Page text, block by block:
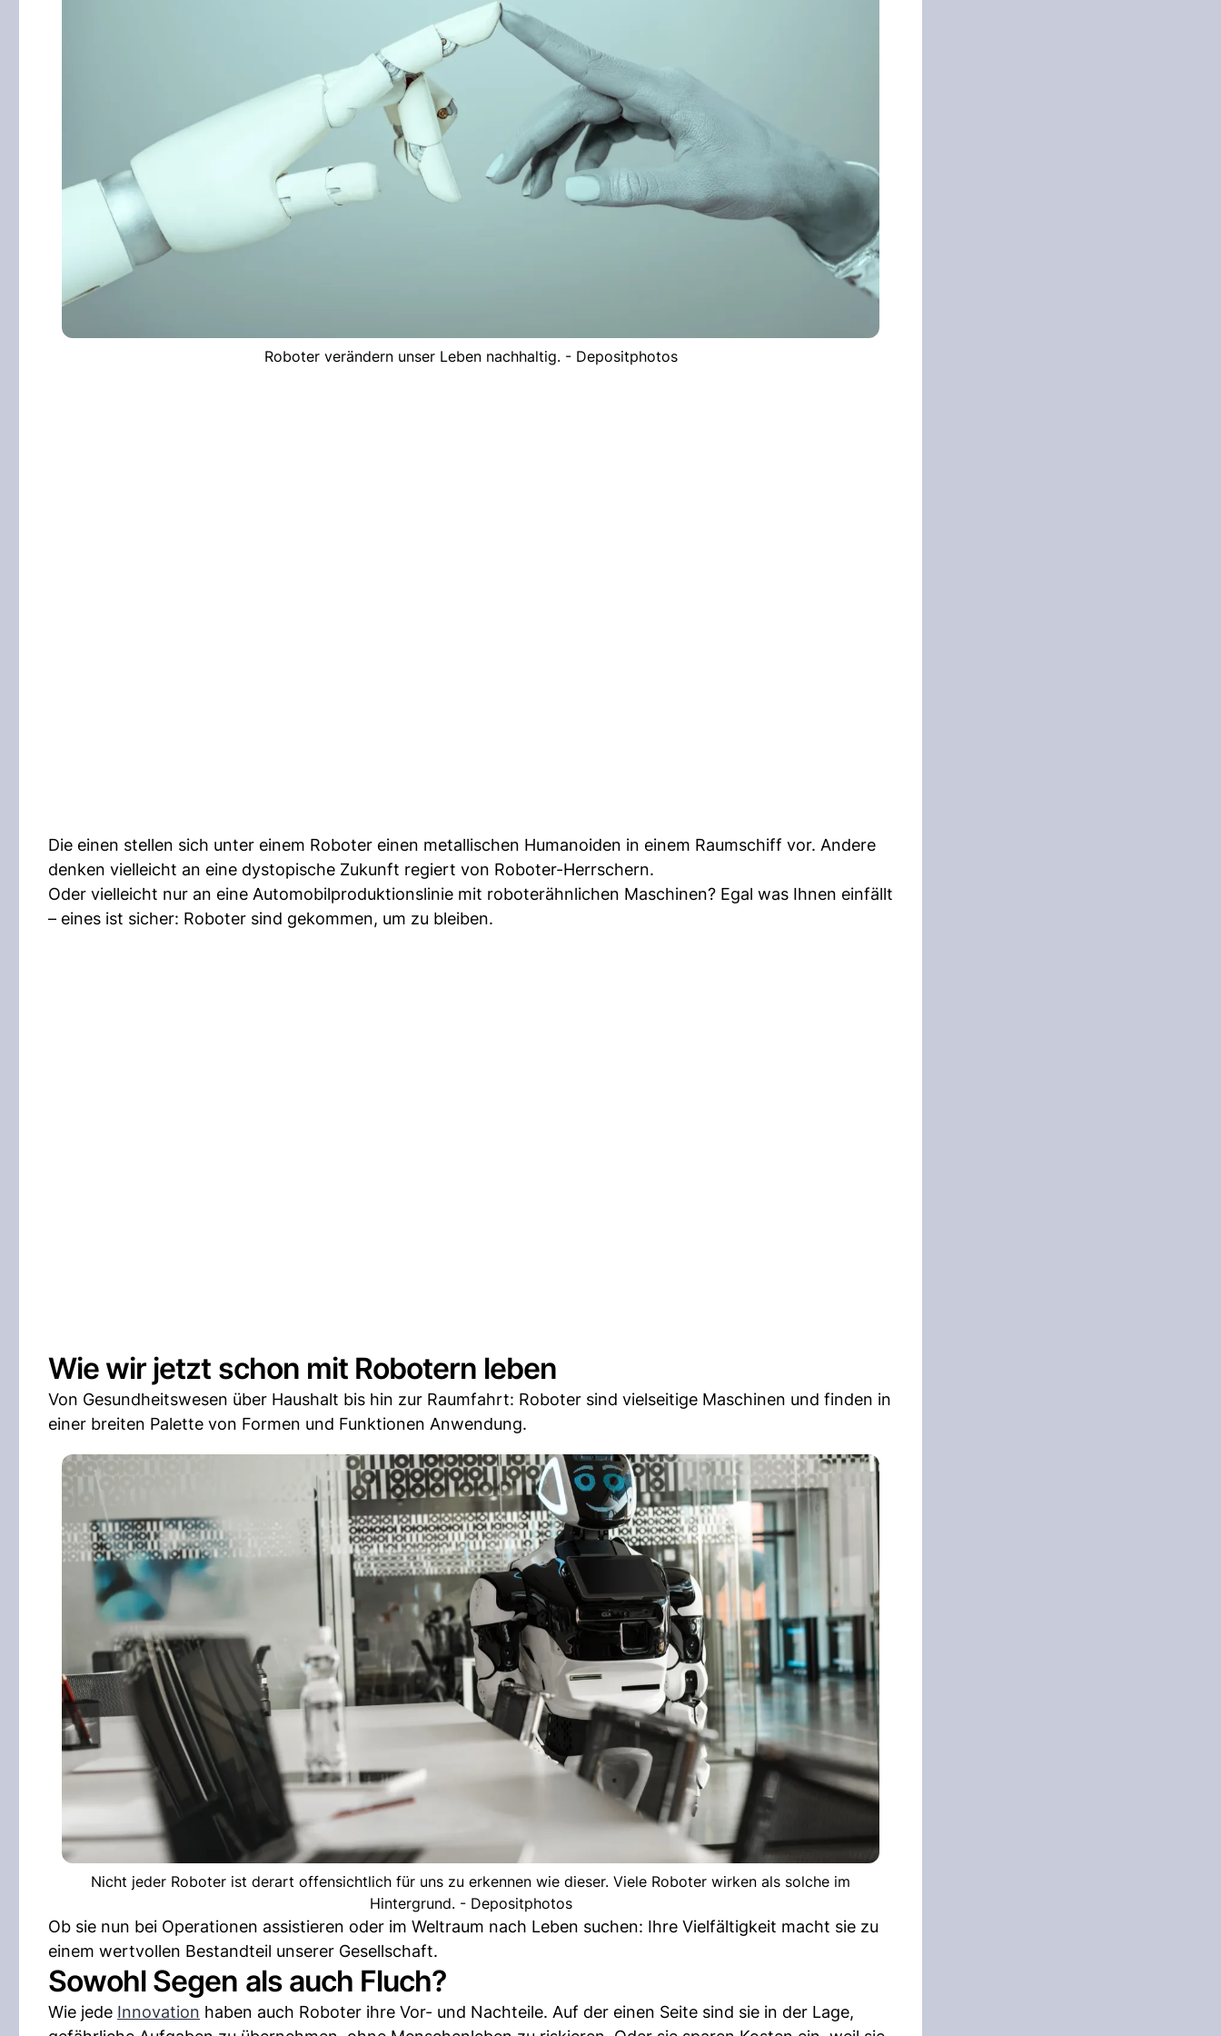
Roboter verändern unser Leben nachhaltig. - Depositphotos
Die einen stellen sich unter einem Roboter einen metallischen Humanoiden in einem Raumschiff vor. Andere
denken vielleicht an eine dystopische Zukunft regiert von Roboter-Herrschern.
Oder vielleicht nur an eine Automobilproduktionslinie mit roboterähnlichen Maschinen? Egal was Ihnen einfällt
– eines ist sicher: Roboter sind gekommen, um zu bleiben.
Wie wir jetzt schon mit Robotern leben
Von Gesundheitswesen über Haushalt bis hin zur Raumfahrt: Roboter sind vielseitige Maschinen und finden in
einer breiten Palette von Formen und Funktionen Anwendung.
Nicht jeder Roboter ist derart offensichtlich für uns zu erkennen wie dieser. Viele Roboter wirken als solche im
Hintergrund. - Depositphotos
Ob sie nun bei Operationen assistieren oder im Weltraum nach Leben suchen: Ihre Vielfältigkeit macht sie zu
einem wertvollen Bestandteil unserer Gesellschaft.
Sowohl Segen als auch Fluch?
Wie jede Innovation haben auch Roboter ihre Vor- und Nachteile. Auf der einen Seite sind sie in der Lage,